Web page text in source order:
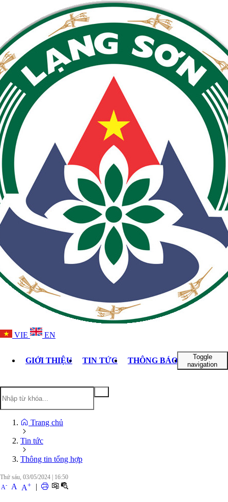
VIE EN
GIỚI THIỆU TIN TỨC THÔNG BÁO DỊCH VỤ
Toggle
navigation
Trang chủ
Tin tức
Thông tin tổng hợp
Thứ sáu, 03/05/2024
16:50
A- A A+ |